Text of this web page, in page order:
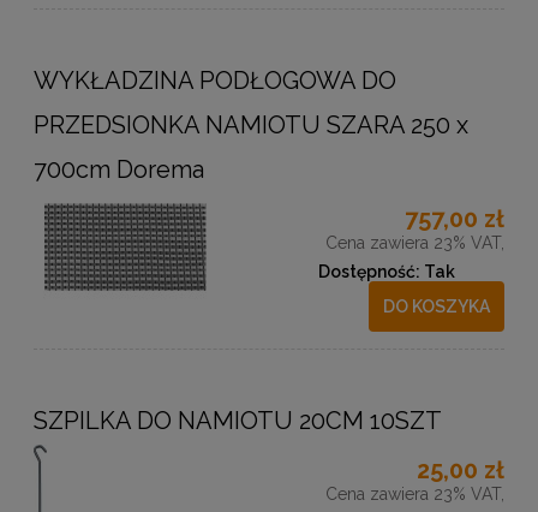
WYKŁADZINA PODŁOGOWA DO
PRZEDSIONKA NAMIOTU SZARA 250 x
700cm Dorema
757,00 zł
Cena zawiera 23% VAT,
Dostępność: Tak
DO KOSZYKA
SZPILKA DO NAMIOTU 20CM 10SZT
25,00 zł
Cena zawiera 23% VAT,